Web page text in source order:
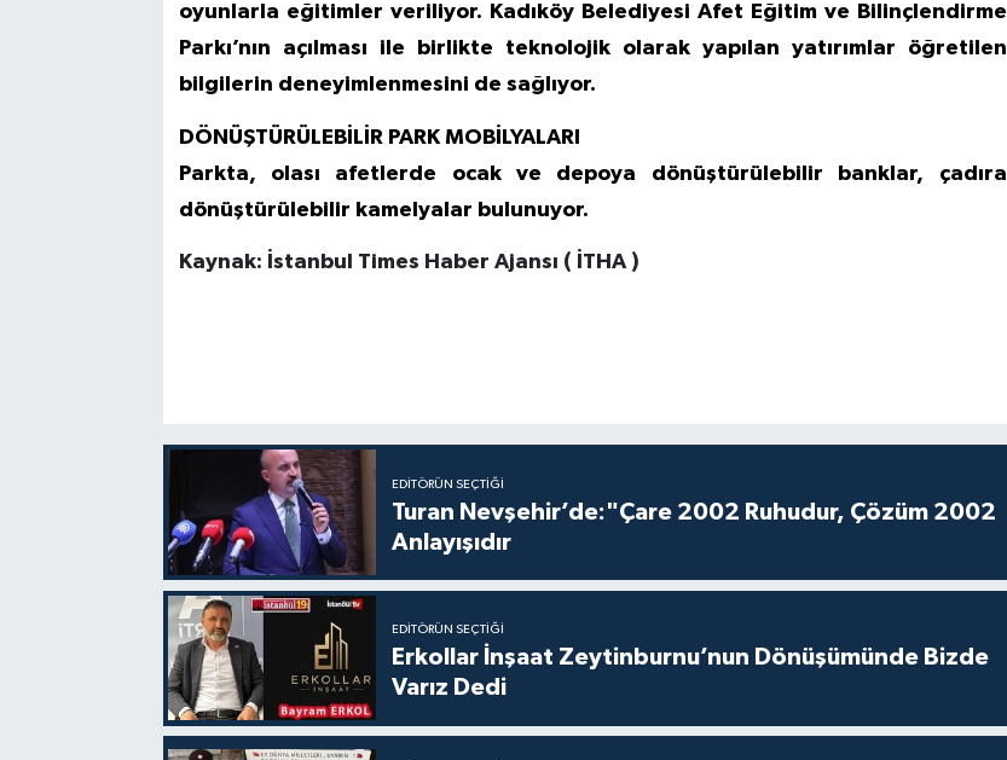
oyunlarla eğitimler veriliyor. Kadıköy Belediyesi Afet Eğitim ve Bilinçlendirme
Parkı’nın açılması ile birlikte teknolojik olarak yapılan yatırımlar öğretilen
bilgilerin deneyimlenmesini de sağlıyor.
DÖNÜŞTÜRÜLEBİLİR PARK MOBİLYALARI
Parkta, olası afetlerde ocak ve depoya dönüştürülebilir banklar, çadıra
dönüştürülebilir kamelyalar bulunuyor.
Kaynak: İstanbul Times Haber Ajansı ( İTHA )
EDITÖRÜN SEÇTIĞI
Turan Nevşehir’de:"Çare 2002 Ruhudur, Çözüm 2002
Anlayışıdır
EDITÖRÜN SEÇTIĞI
Erkollar İnşaat Zeytinburnu’nun Dönüşümünde Bizde
Varız Dedi